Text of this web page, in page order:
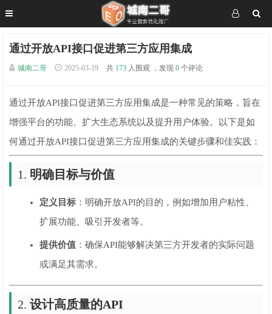
通过开放API接口促进第三方应用集成
城南二哥 2025-03-19 共 173 人围观 ，发现 0 个评论
通过开放API接口促进第三方应用集成是一种常见的策略，旨在
增强平台的功能、扩大生态系统以及提升用户体验。以下是如
何通过开放API接口促进第三方应用集成的关键步骤和佳实践：
1. 明确目标与价值
定义目标 ：明确开放API的目的，例如增加用户粘性、
扩展功能、吸引开发者等。
提供价值 ：确保API能够解决第三方开发者的实际问题
或满足其需求。
2.设计高质量的API